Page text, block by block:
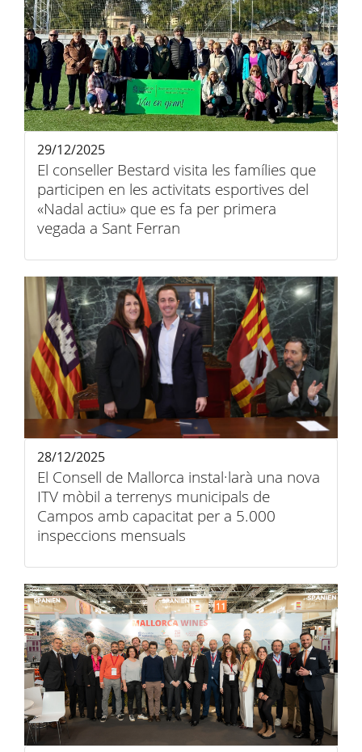
El conseller Bestard visita les famílies que
participen en les activitats esportives del
«Nadal actiu» que es fa per primera
vegada a Sant Ferran
29/12/2025
El Consell de Mallorca instal·larà una nova
ITV mòbil a terrenys municipals de
Campos amb capacitat per a 5.000
inspeccions mensuals
28/12/2025